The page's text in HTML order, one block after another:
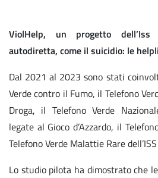
ViolHelp, un progetto
autodiretta, come il suicidio: le
Dal 2021 al 2023 sono stati
Verde contro il Fumo, il Telefono
Droga, il Telefono Verde
legate al Gioco d’Azzardo, il
Telefono Verde Malattie Rare dell’ISS
Lo studio pilota ha dimostrato che le